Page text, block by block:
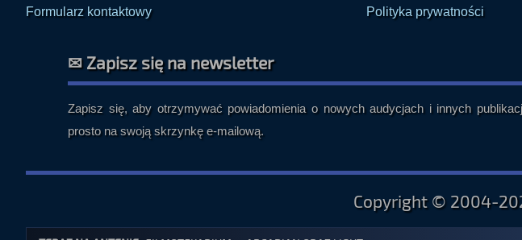
Zapisz się, aby otrzymywać powiadomienia o nowych audycjach i innych
prosto na swoją skrzynkę e-mailową.
Copyright © 2004-